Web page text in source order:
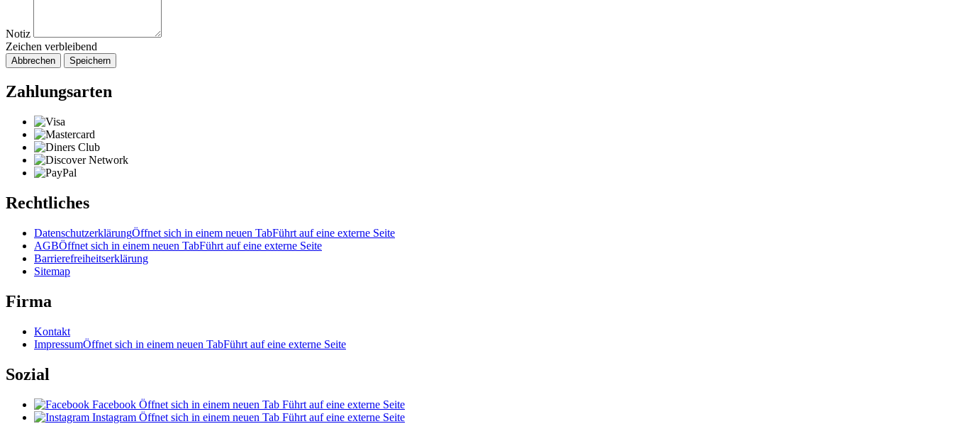
Notiz
Zeichen verbleibend
Abbrechen Speichern
Zahlungsarten
Rechtliches
DatenschutzerklärungÖffnet sich in einem neuen TabFührt auf eine externe Seite
AGBÖffnet sich in einem neuen TabFührt auf eine externe Seite
Barrierefreiheitserklärung
Sitemap
Firma
Kontakt
ImpressumÖffnet sich in einem neuen TabFührt auf eine externe Seite
Sozial
Facebook Öffnet sich in einem neuen Tab Führt auf eine externe Seite
Instagram Öffnet sich in einem neuen Tab Führt auf eine externe Seite